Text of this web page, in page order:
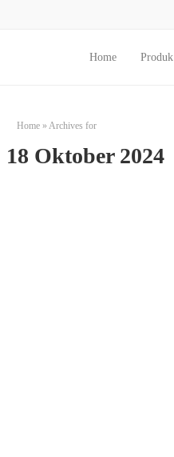
Home Produk
Home»Archives for
18 Oktober 2024